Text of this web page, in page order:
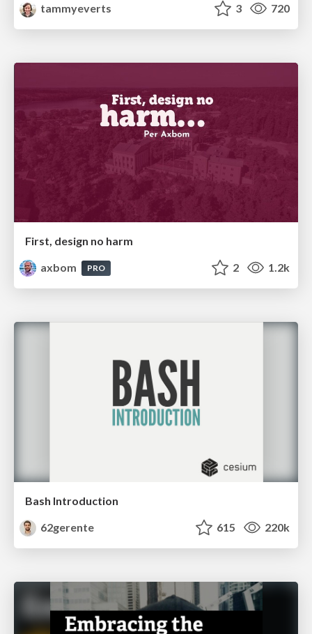
tammyeverts
3 720
First, design no harm
axbom
PRO 2 1.2k
Bash Introduction
62gerente
615 220k